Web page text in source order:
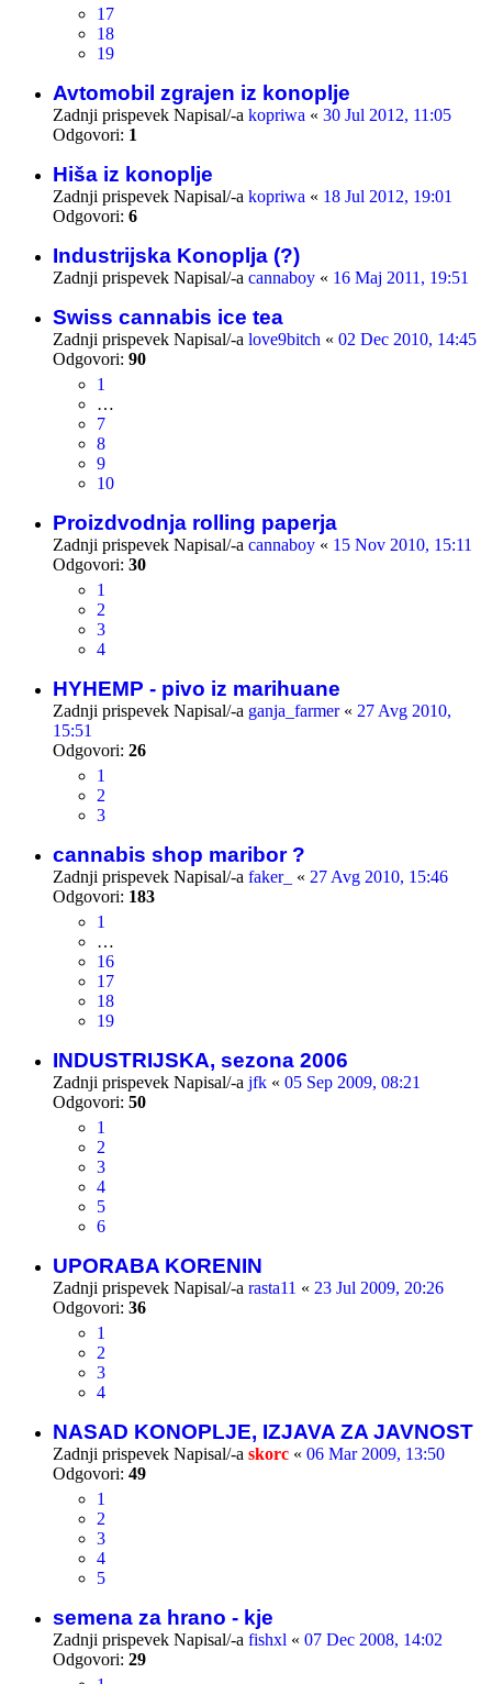
17
18
19
Avtomobil zgrajen iz konoplje
Zadnji prispevek Napisal/-a kopriwa « 30 Jul 2012, 11:05
Odgovori: 1
Hiša iz konoplje
Zadnji prispevek Napisal/-a kopriwa « 18 Jul 2012, 19:01
Odgovori: 6
Industrijska Konoplja (?)
Zadnji prispevek Napisal/-a cannaboy « 16 Maj 2011, 19:51
Swiss cannabis ice tea
Zadnji prispevek Napisal/-a love9bitch « 02 Dec 2010, 14:45
Odgovori: 90
1
…
7
8
9
10
Proizdvodnja rolling paperja
Zadnji prispevek Napisal/-a cannaboy « 15 Nov 2010, 15:11
Odgovori: 30
1
2
3
4
HYHEMP - pivo iz marihuane
Zadnji prispevek Napisal/-a ganja_farmer« 27 Avg 2010,
15:51
Odgovori: 26
1
2
3
cannabis shop maribor ?
Zadnji prispevek Napisal/-a faker_ « 27 Avg 2010, 15:46
Odgovori: 183
1
…
16
17
18
19
INDUSTRIJSKA, sezona 2006
Zadnji prispevek Napisal/-a jfk « 05 Sep 2009, 08:21
Odgovori: 50
1
2
3
4
5
6
UPORABA KORENIN
Zadnji prispevek Napisal/-a rasta11 « 23 Jul 2009, 20:26
Odgovori: 36
1
2
3
4
NASAD KONOPLJE, IZJAVA ZA JAVNOST
Zadnji prispevek Napisal/-a skorc « 06 Mar 2009, 13:50
Odgovori: 49
1
2
3
4
5
semena za hrano - kje
Zadnji prispevek Napisal/-a fishxl « 07 Dec 2008, 14:02
Odgovori: 29